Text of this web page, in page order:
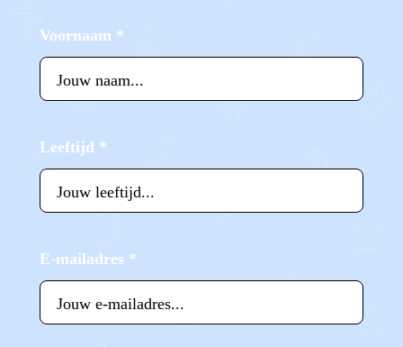
Voornaam *
Leeftijd *
E-mailadres *